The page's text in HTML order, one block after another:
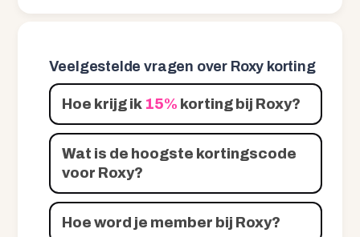
Veelgestelde vragen over Roxy korting
Hoe krijg ik 15% korting bij Roxy?
Wat is de hoogste kortingscode
voor Roxy?
Hoe word je member bij Roxy?